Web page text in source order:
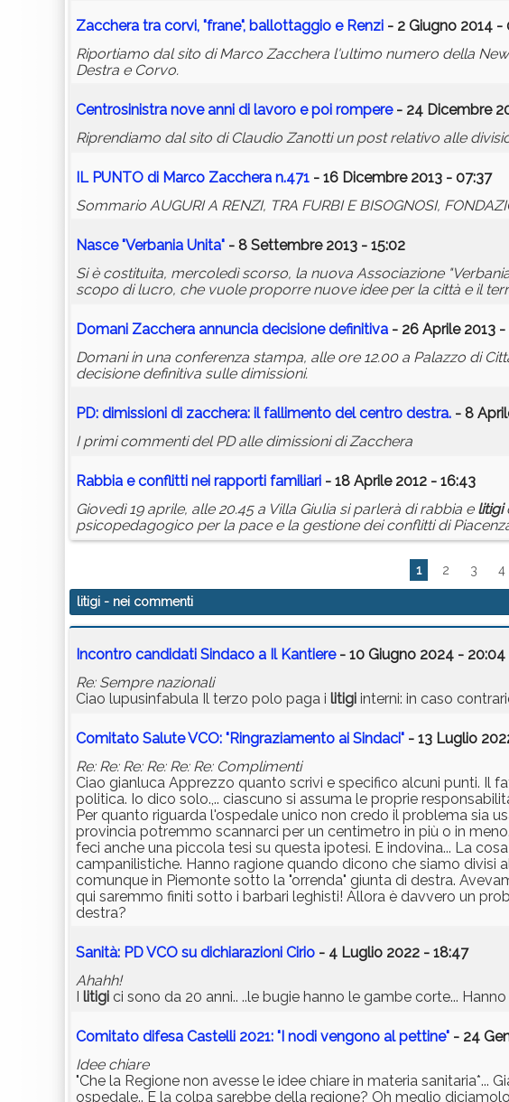
Zacchera tra corvi, "frane", ballottaggio e Renzi - 2 Giugno 2014 -
Riportiamo dal sito di Marco Zacchera l'ultimo numero della
Destra e Corvo.
Centrosinistra nove anni di lavoro e poi rompere- 24 Dicembre
Riprendiamo dal sito di Claudio Zanotti un post relativo alle
IL PUNTO di Marco Zacchera n.471 - 16 Dicembre 2013 - 07:37
Sommario AUGURI A RENZI, TRA FURBI E BISOGNOSI,
Nasce "Verbania Unita" - 8 Settembre 2013 - 15:02
Si è costituita, mercoledì scorso, la nuova Associazione
scopo di lucro, che vuole proporre nuove idee per la città e il
Domani Zacchera annuncia decisione definitiva - 26 Aprile 2013 -
Domani in una conferenza stampa, alle ore 12.00 a Palazzo di
decisione definitiva sulle dimissioni.
PD: dimissioni di zacchera: il fallimento del centro destra. - 8
I primi commenti del PD alle dimissioni di Zacchera
Rabbia e conflitti nei rapporti familiari - 18 Aprile 2012 - 16:43
Giovedì 19 aprile, alle 20.45 a Villa Giulia si parlerà di rabbia e litigi
psicopedagogico per la pace e la gestione dei conflitti di
1 2 3 4
litigi - nei commenti
Incontro candidati Sindaco a Il Kantiere- 10 Giugno 2024 - 20:04
Re: Sempre nazionali
Ciao lupusinfabula Il terzo polo paga i litigi interni: in caso
Comitato Salute VCO: "Ringraziamento ai Sindaci" - 13 Luglio
Re: Re: Re: Re: Re: Re: Complimenti
Ciao gianluca Apprezzo quanto scrivi e specifico alcuni punti. Il
politica. Io dico solo.,.. ciascuno si assuma le proprie
Per quanto riguarda l'ospedale unico non credo il problema sia
provincia potremmo scannarci per un centimetro in più o in
feci anche una piccola tesi su questa ipotesi. E indovina... La
campanilistiche. Hanno ragione quando dicono che siamo divisi
comunque in Piemonte sotto la "orrenda" giunta di destra.
qui saremmo finiti sotto i barbari leghisti! Allora è davvero un
destra?
Sanità: PD VCO su dichiarazioni Cirio - 4 Luglio 2022 - 18:47
Ahahh!
litigi ci sono da 20 anni.. ..le bugie hanno le gambe corte...
Comitato difesa Castelli 2021: "I nodi vengono al pettine" - 24
Idee chiare
"Che la Regione non avesse le idee chiare in materia sanitaria*...
ospedale.. E la colpa sarebbe della regione? Oh meglio